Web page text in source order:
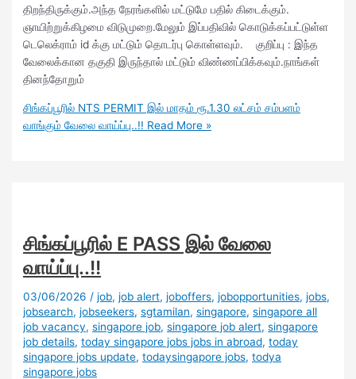
திறந்திருக்கும்.அந்த நேரங்களில் மட்டுமே பதில் கிடைக்கும்.
ஞாயிற்றுக்கிழமை விடுமுறை.மேலும் இப்பதிவில் கொடுக்கப்பட்டுள்ள
டெலெக்ராம் id க்கு மட்டும் தொடர்பு கொள்ளவும். குறிப்பு : இந்த
வேலைக்கான தகுதி இருந்தால் மட்டும் விண்ணப்பிக்கவும்.நாங்கள்
தினந்தோறும்
சிங்கப்பூரில் NTS PERMIT இல் மாதம் ரூ.1.30 லட்சம் சம்பளம்
வாங்கும் வேலை வாய்ப்பு..!! Read More »
சிங்கப்பூரில் E PASS இல் வேலை
வாய்ப்பு..!!
03/06/2026 /job,job alert,joboffers,jobopportunities,jobs,
jobsearch,jobseekers,sgtamilan,singapore,singapore all
job vacancy,singapore job,singapore job alert,singapore
job details,today singapore jobs jobs in abroad,today
singapore jobs update,todaysingapore jobs,todya
singapore jobs